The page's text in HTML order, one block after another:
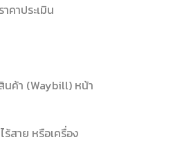
คาประเมิน
นค้า (Waybill) หน้า
สาย หรือเครื่อง